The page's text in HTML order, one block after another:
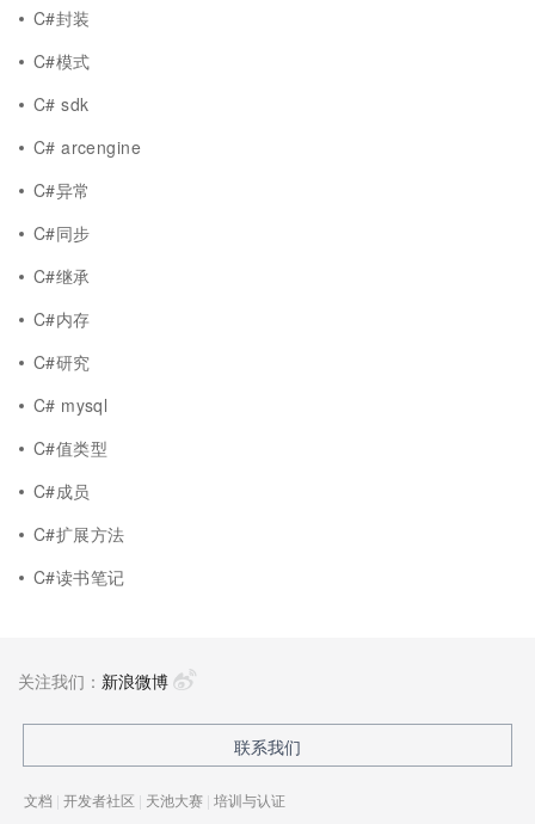
C#封装
C#模式
C# sdk
C# arcengine
C#异常
C#同步
C#继承
C#内存
C#研究
C# mysql
C#值类型
C#成员
C#扩展方法
C#读书笔记
关注我们： 新浪微博
联系我们
文档 | 开发者社区 | 天池大赛 | 培训与认证